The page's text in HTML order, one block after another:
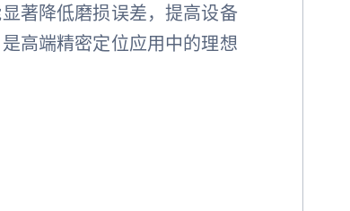
著降低磨损误差，提高设备
高端精密定位应用中的理想